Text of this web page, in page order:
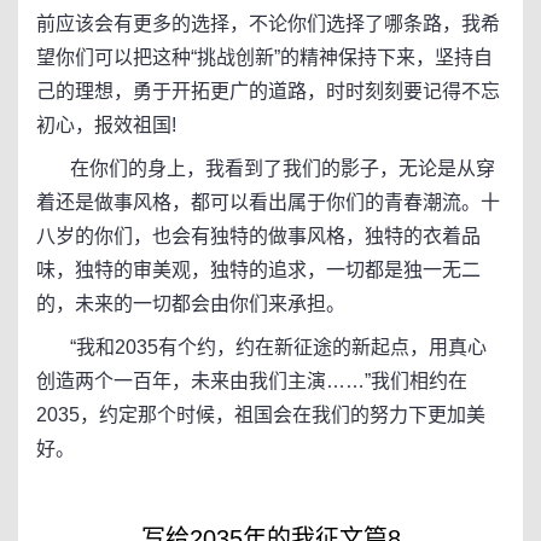
前应该会有更多的选择，不论你们选择了哪条路，我希
望你们可以把这种“挑战创新”的精神保持下来，坚持自
己的理想，勇于开拓更广的道路，时时刻刻要记得不忘
初心，报效祖国!
在你们的身上，我看到了我们的影子，无论是从穿
着还是做事风格，都可以看出属于你们的青春潮流。十
八岁的你们，也会有独特的做事风格，独特的衣着品
味，独特的审美观，独特的追求，一切都是独一无二
的，未来的一切都会由你们来承担。
“我和2035有个约，约在新征途的新起点，用真心
创造两个一百年，未来由我们主演……”我们相约在
2035，约定那个时候，祖国会在我们的努力下更加美
好。